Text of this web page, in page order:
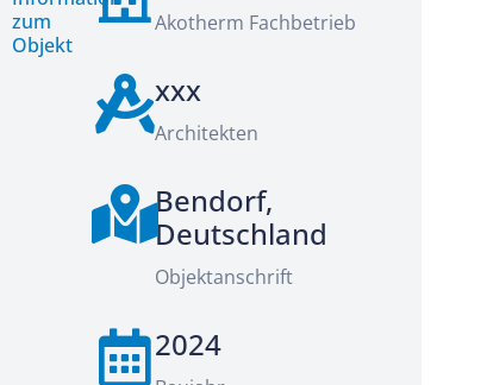
zum
Objekt
Akotherm Fachbetrieb
xxx
Architekten
Bendorf,
Deutschland
Objektanschrift
2024